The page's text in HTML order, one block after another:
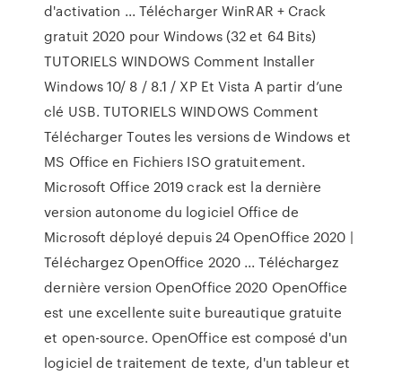
d'activation ... Télécharger WinRAR + Crack
gratuit 2020 pour Windows (32 et 64 Bits)
TUTORIELS WINDOWS Comment Installer
Windows 10/ 8 / 8.1 / XP Et Vista A partir d’une
clé USB. TUTORIELS WINDOWS Comment
Télécharger Toutes les versions de Windows et
MS Office en Fichiers ISO gratuitement.
Microsoft Office 2019 crack est la dernière
version autonome du logiciel Office de
Microsoft déployé depuis 24 OpenOffice 2020 |
Téléchargez OpenOffice 2020 ... Téléchargez
dernière version OpenOffice 2020 OpenOffice
est une excellente suite bureautique gratuite
et open-source. OpenOffice est composé d'un
logiciel de traitement de texte, d'un tableur et